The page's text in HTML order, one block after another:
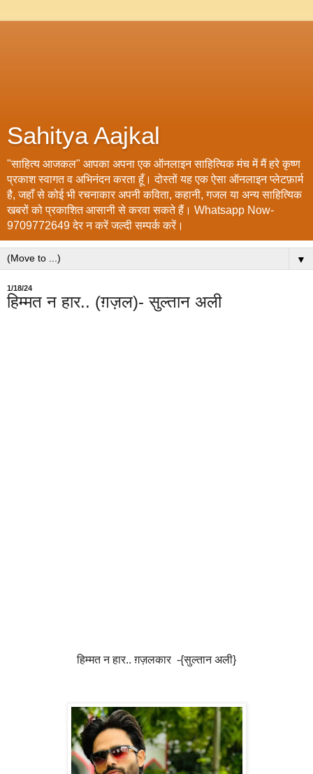
Sahitya Aajkal
"साहित्य आजकल" आपका अपना एक ऑनलाइन साहित्यिक मंच में मैं हरे कृष्ण
प्रकाश स्वागत व अभिनंदन करता हूँ। दोस्तों यह एक ऐसा ऑनलाइन प्लेटफ़ार्म
है, जहाँ से कोई भी रचनाकार अपनी कविता, कहानी, गजल या अन्य साहित्यिक
खबरों को प्रकाशित आसानी से करवा सकते हैं। Whatsapp Now-
9709772649 देर न करें जल्दी सम्पर्क करें।
▼
1/18/24
हिम्मत न हार.. (ग़ज़ल)- सुल्तान अली
हिम्मत न हार.. ग़ज़लकार -{सुल्तान अली}